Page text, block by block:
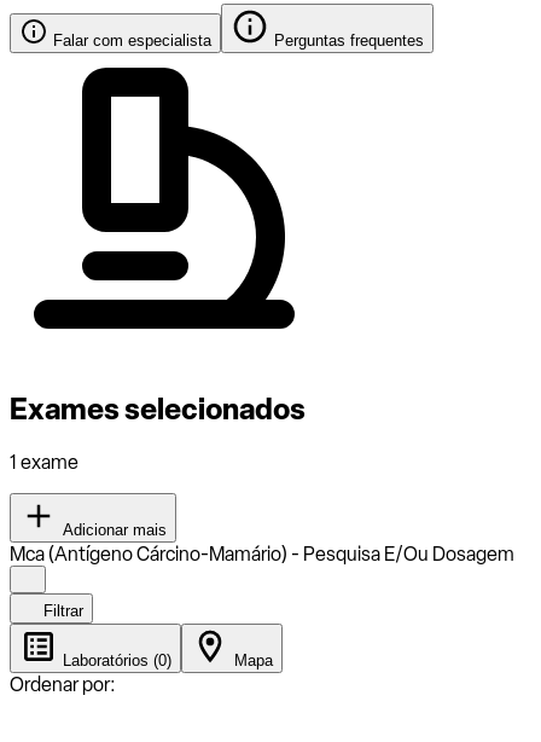
Falar com especialista Perguntas frequentes
Exames selecionados
1 exame
Adicionar mais
Mca (Antígeno Cárcino-Mamário) - Pesquisa E/Ou Dosagem
Filtrar
Laboratórios (0) Mapa
Ordenar por: